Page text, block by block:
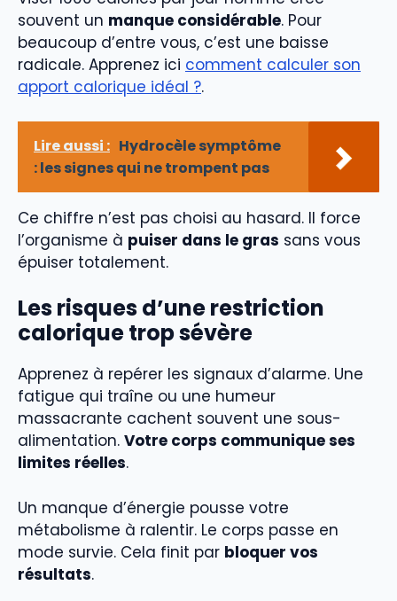
souvent un manque considérable. Pour
beaucoup d’entre vous, c’est une baisse
radicale. Apprenez ici comment calculer son
apport calorique idéal ?.
Lire aussi : Hydrocèle symptôme
: les signes qui ne trompent pas
Ce chiffre n’est pas choisi au hasard. Il force
l’organisme à puiser dans le gras sans vous
épuiser totalement.
Les risques d’une restriction
calorique trop sévère
Apprenez à repérer les signaux d’alarme. Une
fatigue qui traîne ou une humeur
massacrante cachent souvent une sous-
alimentation. Votre corps communique ses
limites réelles.
Un manque d’énergie pousse votre
métabolisme à ralentir. Le corps passe en
mode survie. Cela finit par bloquer vos
résultats.